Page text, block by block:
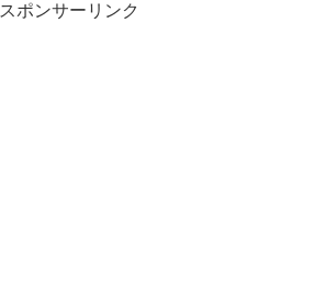
スポンサーリンク